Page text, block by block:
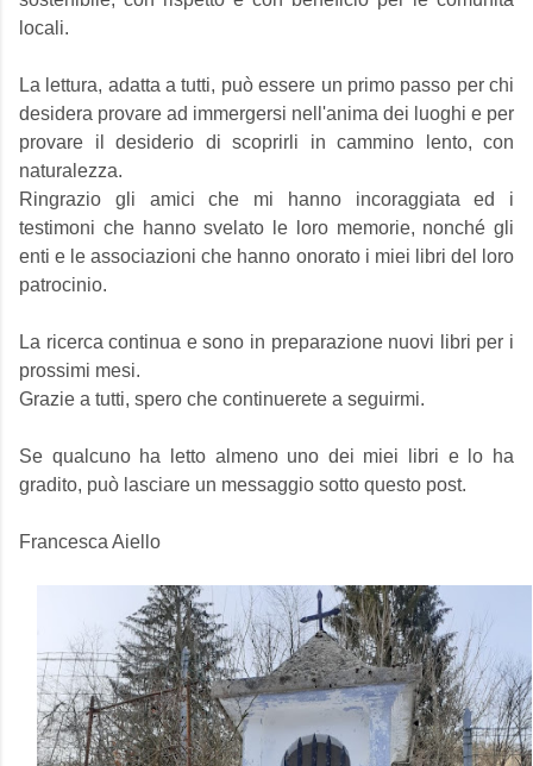
locali.
La lettura, adatta a tutti, può essere un primo passo per chi
desidera provare ad immergersi nell'anima dei luoghi e per
provare il desiderio di scoprirli in cammino lento, con
naturalezza.
Ringrazio gli amici che mi hanno incoraggiata ed i
testimoni che hanno svelato le loro memorie, nonché gli
enti e le associazioni che hanno onorato i miei libri del loro
patrocinio.
La ricerca continua e sono in preparazione nuovi libri per i
prossimi mesi.
Grazie a tutti, spero che continuerete a seguirmi.
Se qualcuno ha letto almeno uno dei miei libri e lo ha
gradito, può lasciare un messaggio sotto questo post.
Francesca Aiello